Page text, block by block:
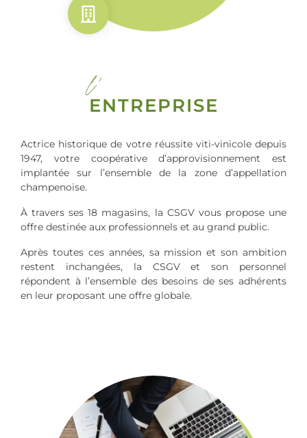
l'
ENTREPRISE
Actrice historique de votre réussite viti-vinicole depuis
1947, votre coopérative d’approvisionnement est
implantée sur l’ensemble de la zone d’appellation
champenoise.
À travers ses 18 magasins, la CSGV vous propose une
offre destinée aux professionnels et au grand public.
Après toutes ces années, sa mission et son ambition
restent inchangées, la CSGV et son personnel
répondent à l’ensemble des besoins de ses adhérents
en leur proposant une offre globale.